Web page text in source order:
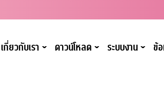
เกี่ยวกับเรา ˇ ดาวน์โหลด ˇ ระบบงานˇ ข้